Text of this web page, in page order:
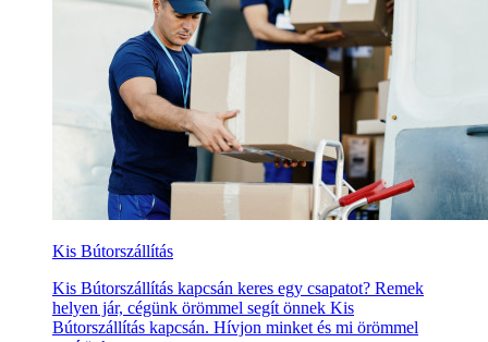
Kis Bútorszállítás
Kis Bútorszállítás kapcsán keres egy csapatot? Remek
helyen jár, cégünk örömmel segít önnek Kis
Bútorszállítás kapcsán. Hívjon minket és mi örömmel